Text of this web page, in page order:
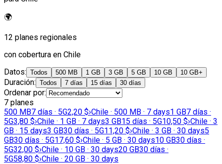
🌍
12 planes regionales
con cobertura en Chile
Datos: Todos 500 MB 1 GB 3 GB 5 GB 10 GB 10 GB+
Duración: Todos 7 días 15 días 30 días
Ordenar por:
7 planes
500 MB7 días · 5G2,20 $›Chile · 500 MB · 7 days1 GB7 días ·
5G3,80 $›Chile · 1 GB · 7 days3 GB15 días · 5G10,50 $›Chile · 3
GB · 15 days3 GB30 días · 5G11,20 $›Chile · 3 GB · 30 days5
GB30 días · 5G17,60 $›Chile · 5 GB · 30 days10 GB30 días ·
5G32,00 $›Chile · 10 GB · 30 days20 GB30 días ·
5G58,80 $›Chile · 20 GB · 30 days